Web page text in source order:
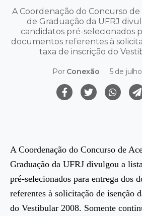
A Coordenação do Concurso de
de Graduação da UFRJ
candidatos pré-selecionados
documentos referentes à
taxa de inscrição do
Por Conexão 5 de
A Coordenação do Concurso de
Graduação da UFRJ divulgou a
pré-selecionados para entrega dos
referentes à solicitação de isenção
do Vestibular 2008. Somente